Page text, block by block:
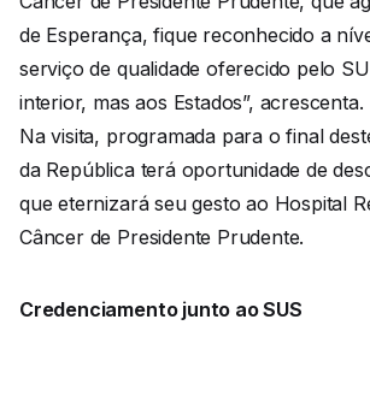
de Esperança, fique reconhecido a
serviço de qualidade oferecido pelo
interior, mas aos Estados”, acrescenta.
Na visita, programada para o final
da República terá oportunidade de
que eternizará seu gesto ao Hospital
Câncer de Presidente Prudente.
Credenciamento junto ao SUS